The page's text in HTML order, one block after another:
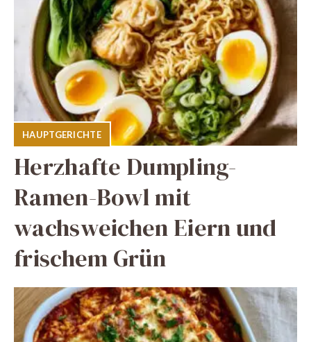
HAUPTGERICHTE
Herzhafte Dumpling-
Ramen-Bowl mit
wachsweichen Eiern und
frischem Grün